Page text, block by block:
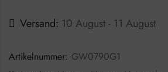
Versand: 10 August - 11 August
Artikelnummer: GW0790G1